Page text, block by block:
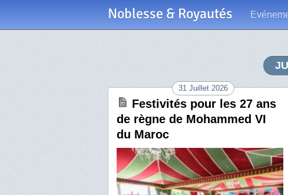
Noblesse & Royautés
31 Juillet 2026
Festivités pour les 27 ans
de règne de Mohammed VI
du Maroc